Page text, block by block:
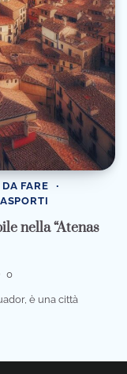
FARE
nella “Atenas
0
è una città